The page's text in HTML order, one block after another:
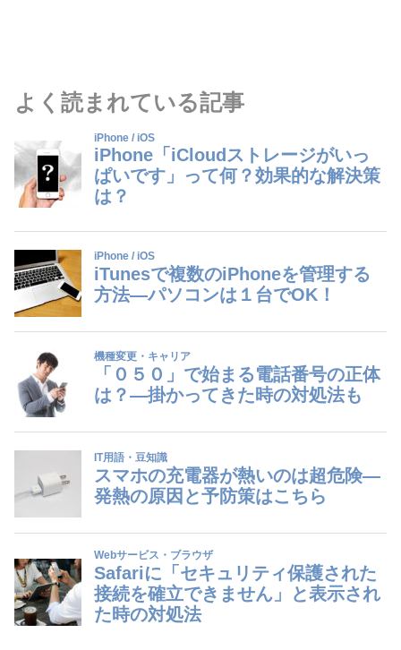
よく読まれている記事